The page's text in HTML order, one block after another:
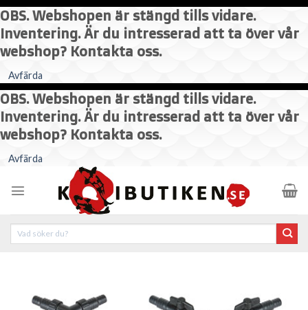
OBS. Webshopen är stängd tills vidare.
Inventering. Är du intresserad att ta över vår
webshop? Kontakta oss.
Avfärda
OBS. Webshopen är stängd tills vidare.
Inventering. Är du intresserad att ta över vår
webshop? Kontakta oss.
Avfärda
content